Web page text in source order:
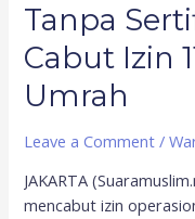
Tanpa
Cabut Izin
Umrah
Leave a Comment /
JAKARTA
mencabut izin